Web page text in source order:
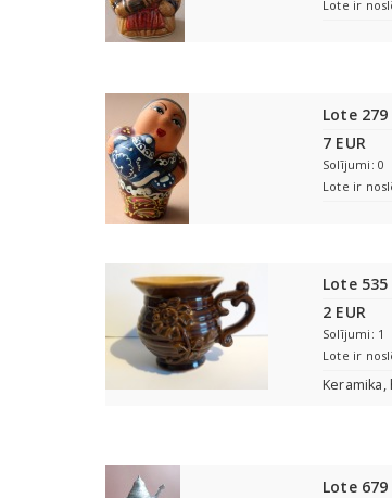
Lote ir
Lote 279
7 EUR
Solījumi: 0
Lote ir
Lote 535
2 EUR
Solījumi: 1
Lote ir
Keramika,
Lote 679